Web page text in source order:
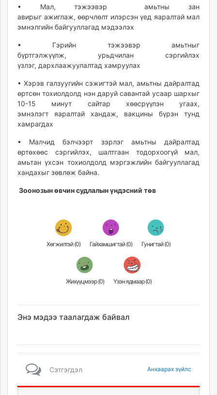
mminfo.mn
urlag.mn
unen.mn
asu.mn
shudarga.mn
shuurhai.mn
unuudur.mn
fact.mn
itoim.mn
times.mn
• Мал, тэжээвэр амьтны зан
авирыг ажиглаж, өөрчлөлт илэрсэн үед яаралтай мал
эмнэлгийн байгууллагад мэдээлэх
• Гэрийн тэжээвэр амьтныг
бүртгэлжүүлж, урьдчилан сэргийлэх
үзлэг, дархлаажуулалтад хамруулах
• Хэрэв галзуугийн сэжигтэй мал, амьтны дайралтад
өртсөн тохиолдолд нэн даруй савантай усаар шархыг
10-15 минут сайтар хөөсрүүлэн угаах,
эмнэлэгт яаралтай хандаж, вакцины бүрэн тунд
хамрагдах
• Малчид бэлчээрт зэрлэг амьтны дайралтад
өртөхөөс сэргийлэх, шалтгаан тодорхоогүй мал,
амьтан үхсэн тохиолдолд мэргэжлийн байгууллагад
хандахыг зөвлөж байна.
Зоонозын өвчин судлалын үндэсний төв
Хөгжилтэй (0) Гайхамшигтай (0) Гунигтай (0)
Жихүүцмээр (0) Үзэн ядмаар (0)
Энэ мэдээ таалагдаж байвал
Сэтгэгдэл Анхаарах зүйлс